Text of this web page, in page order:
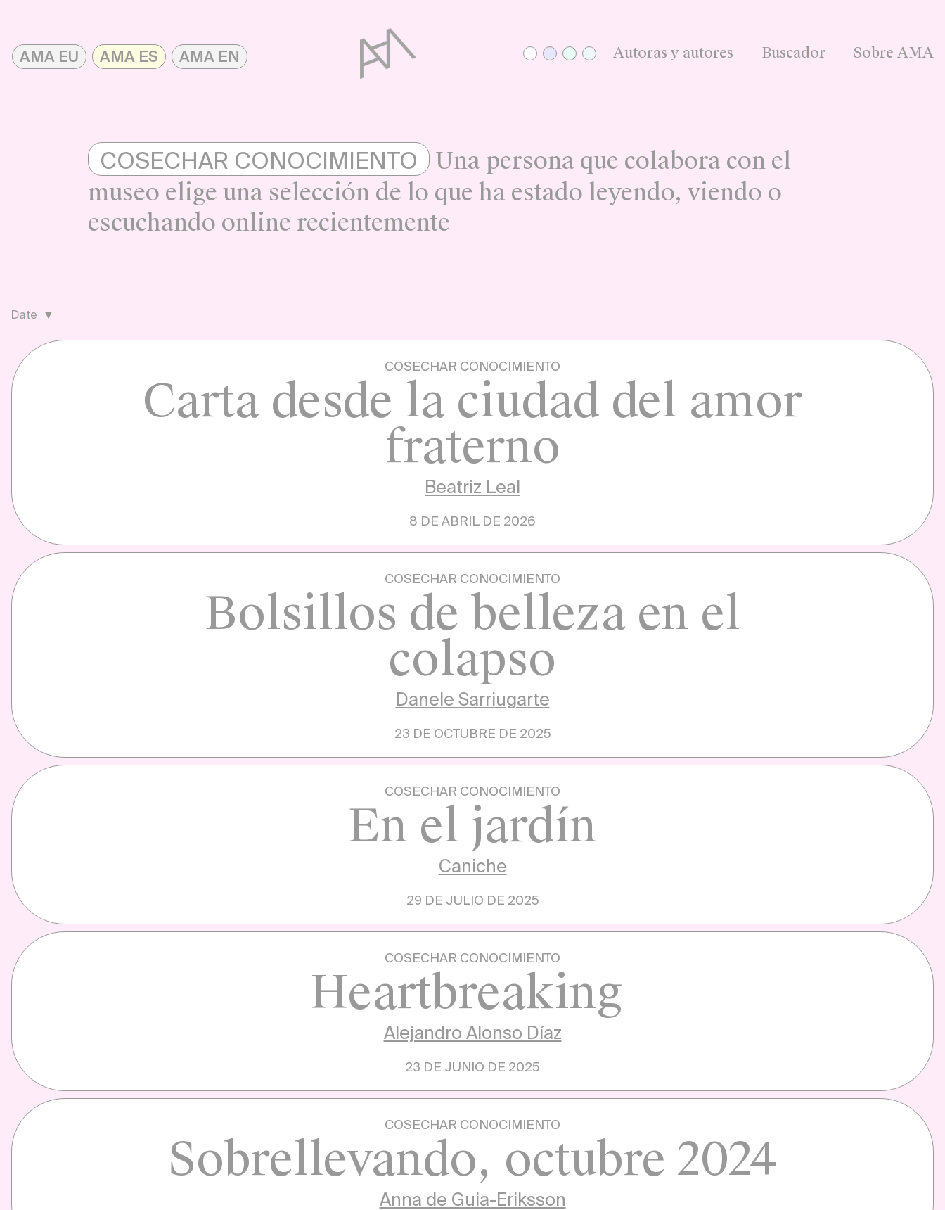
to
content
AMA EU AMA ES AMA EN Autoras y autores Buscador Sobre AMA
COSECHAR CONOCIMIENTO
Una persona que colabora con el
museo elige una selección de lo que ha estado leyendo, viendo o
escuchando online recientemente
Date
COSECHAR CONOCIMIENTO
Carta desde la ciudad del amor
fraterno
Beatriz Leal
8 DE ABRIL DE 2026
COSECHAR CONOCIMIENTO
Bolsillos de belleza en el
colapso
Danele Sarriugarte
23 DE OCTUBRE DE 2025
COSECHAR CONOCIMIENTO
En el jardín
Caniche
29 DE JULIO DE 2025
COSECHAR CONOCIMIENTO
Heartbreaking
Alejandro Alonso Díaz
23 DE JUNIO DE 2025
COSECHAR CONOCIMIENTO
Sobrellevando, octubre 2024
Anna de Guia-Eriksson